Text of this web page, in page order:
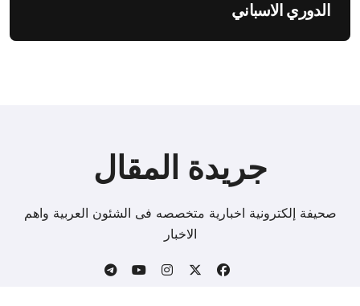
الدوري الاسباني
جريدة المقال
صحيفة إلكترونية اخبارية متخصصه فى الشئون العربية واهم
الاخبار